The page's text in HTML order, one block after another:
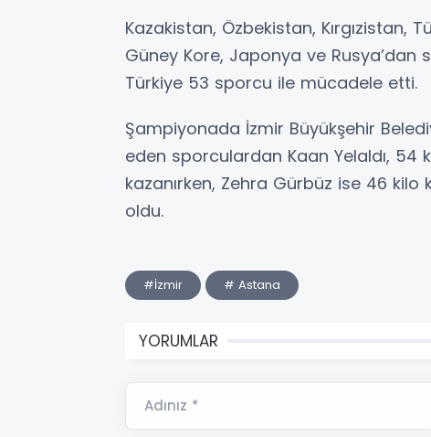
Kazakistan, Özbekistan, Kırgızistan,
Güney Kore, Japonya ve Rusya’dan
Türkiye 53 sporcu ile mücadele etti.
Şampiyonada İzmir Büyükşehir
eden sporculardan Kaan Yelaldı,
kazanırken, Zehra Gürbüz ise 46
oldu.
#İzmir # Astana
YORUMLAR
Adınız *